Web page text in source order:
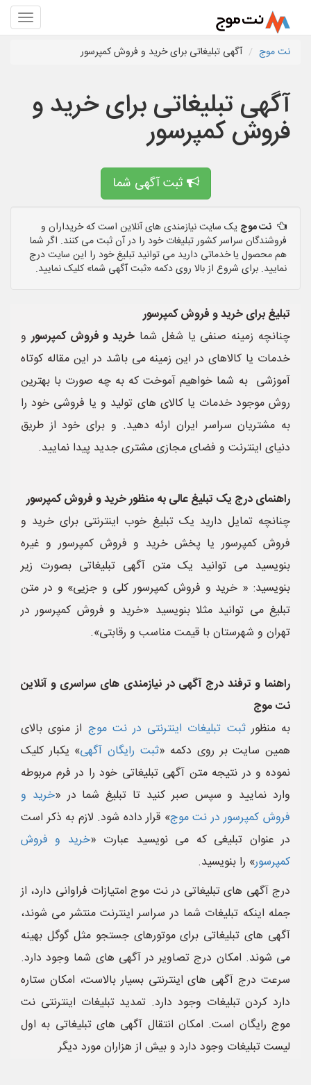
نت موج آگهی تبلیغاتی برای خرید و فروش کمپرسور
آگهی تبلیغاتی برای خرید و
فروش کمپرسور
ثبت آگهی شما
نت موج یک سایت نیازمندی های آنلاین است که خریداران و
فروشندگان سراسر کشور تبلیغات خود را در آن ثبت می کنند. اگر شما
هم محصول یا خدماتی دارید می توانید تبلیغ خود را این سایت درج
نمایید. برای شروع از بالا روی دکمه «ثبت آگهی شما» کلیک نمایید.
تبلیغ برای خرید و فروش کمپرسور
چنانچه زمینه صنفی یا شغل شما خرید و فروش کمپرسورو
خدمات یا کالاهای در این زمینه می باشد در این مقاله کوتاه
آموزشی به شما خواهیم آموخت که به چه صورت با بهترین
روش موجود خدمات یا کالای های تولید و یا فروشی خود را
به مشتریان سراسر ایران ارئه دهید. و برای خود از طریق
دنیای اینترنت و فضای مجازی مشتری جدید پیدا نمایید.
راهنمای درج یک تبلیغ عالی به منظور خرید و فروش کمپرسور
چنانچه تمایل دارید یک تبلیغ خوب اینترنتی برای خرید و
فروش کمپرسور یا پخش خرید و فروش کمپرسور و غیره
بنویسید می توانید یک متن آگهی تبلیغاتی بصورت زیر
بنویسید: « خرید و فروش کمپرسور کلی و جزیی» و در متن
تبلیغ می توانید مثلا بنویسید «خرید و فروش کمپرسور در
تهران و شهرستان با قیمت مناسب و رقابتی».
راهنما و ترفند درج آگهی در نیازمندی های سراسری و آنلاین
نت موج
به منظورثبت تبلیغات اینترنتی در نت موج از منوی بالای
همین سایت بر روی دکمه «ثبت رایگان آگهی» یکبار کلیک
نموده و در نتیجه متن آگهی تبلیغاتی خود را در فرم مربوطه
وارد نمایید و سپس صبر کنید تا تبلیغ شما در «خرید و
فروش کمپرسور در نت موج» قرار داده شود. لازم به ذکر است
در عنوان تبلیغی که می نویسید عبارت «خرید و فروش
کمپرسور» را بنویسید.
درج آگهی های تبلیغاتی در نت موج امتیازات فراوانی دارد، از
جمله اینکه تبلیغات شما در سراسر اینترنت منتشر می شوند،
آگهی های تبلیغاتی برای موتورهای جستجو مثل گوگل بهینه
می شوند. امکان درج تصاویر در آگهی های شما وجود دارد.
سرعت درج آگهی های اینترنتی بسیار بالاست، امکان ستاره
دارد کردن تبلیغات وجود دارد. تمدید تبلیغات اینترنتی نت
موج رایگان است. امکان انتقال آگهی های تبلیغاتی به اول
لیست تبلیغات وجود دارد و بیش از هزاران مورد دیگر